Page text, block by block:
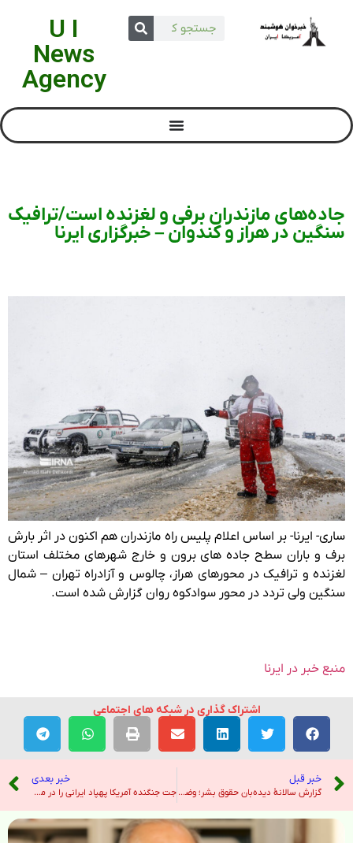
U I
News
Agency
جاده‌های مازندران برفی و لغزنده است/ترافیک
سنگین در هراز و کندوان – خبرگزاری ایرنا
ساری- ایرنا- بر اساس اعلام پلیس راه مازندران هم اکنون در اثر بارش
برف و باران سطح جاده های برون و خارج شهرهای مختلف استان
لغزنده و ترافیک در محورهای هراز، چالوس و آزادراه تهران – شمال
سنگین ولی تردد در محور سوادکوه روان گزارش شده است.
منبع خبر در ایرنا
اشتراک گذاری در شبکه های اجتماعی
خبر قبل
گزارش سالانهٔ دیده‌بان حقوق بشر؛‌ وضعیت ایران در سال ۲۰۲۵ از قبل هم «بحرانی‌تر» شد – رادیو فردا
خبر بعدی
جت جنگنده آمریکا پهپاد ایرانی را در میان تنش‌ها سرنگون کرد – نیویورک تایمز